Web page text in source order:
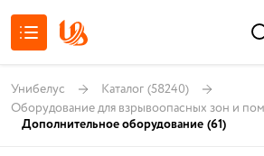
Унибелус Каталог (58240)
Оборудование для взрывоопасных зон и
Дополнительное оборудование (61)